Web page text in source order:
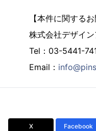
【本件に関する
株式会社デザイ
Tel：03-5441-
Email：
X Facebook